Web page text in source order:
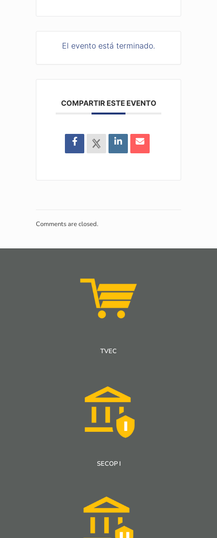
El evento está terminado.
COMPARTIR ESTE EVENTO
Comments are closed.
TVEC
SECOP I